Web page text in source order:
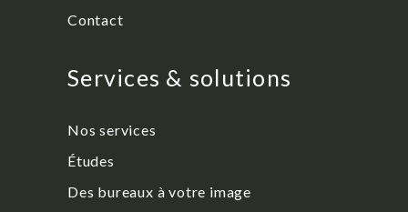
Contact
Services & solutions
Nos services
Études
Des bureaux à votre image